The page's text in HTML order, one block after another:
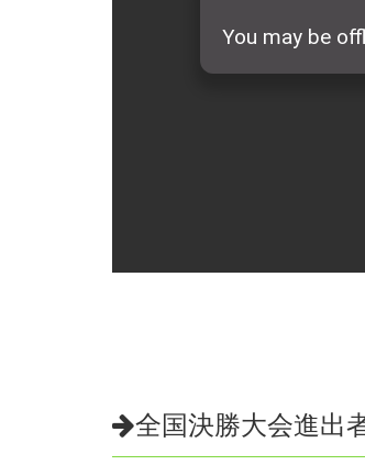
全国決勝大会進出